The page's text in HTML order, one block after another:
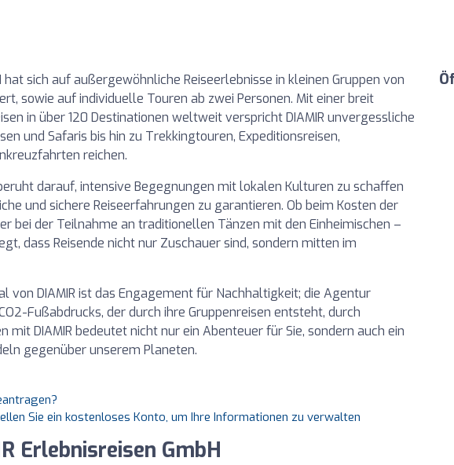
hat sich auf außergewöhnliche Reiseerlebnisse in kleinen Gruppen von
sowie auf individuelle Touren ab zwei Personen. Mit einer breit
in über 120 Destinationen weltweit verspricht DIAMIR unvergessliche
und Safaris bis hin zu Trekkingtouren, Expeditionsreisen,
reichen.
darauf, intensive Begegnungen mit lokalen Kulturen zu schaffen
und sichere Reiseerfahrungen zu garantieren. Ob beim Kosten der
bei der Teilnahme an traditionellen Tänzen mit den Einheimischen –
dass Reisende nicht nur Zuschauer sind, sondern mitten im
von DIAMIR ist das Engagement für Nachhaltigkeit; die Agentur
Fußabdrucks, der durch ihre Gruppenreisen entsteht, durch
mit DIAMIR bedeutet nicht nur ein Abenteuer für Sie, sondern auch ein
gegenüber unserem Planeten.
Sie ein kostenloses Konto, um Ihre Informationen zu verwalten
Erlebnisreisen GmbH